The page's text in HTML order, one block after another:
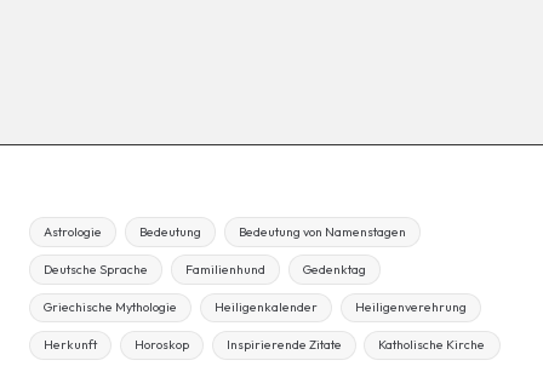
Astrologie Bedeutung Bedeutung von Namenstagen
Deutsche Sprache Familienhund Gedenktag
Griechische Mythologie Heiligenkalender Heiligenverehrung
Herkunft Horoskop Inspirierende Zitate Katholische Kirche